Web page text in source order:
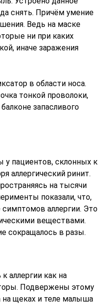
снять. Причём умение
Ведь на маске
ни при каких
иначе заражения
в области носа.
тонкой проволоки,
запасливого
у пациентов, склонных к
аллергический ринит.
на тысячи
показали, что,
симптомов аллергии. Это
веществами.
сокращалось в разы.
аллергии как на
Подвержены этому
на щеках и теле малыша